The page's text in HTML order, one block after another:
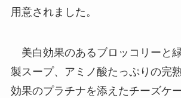
用意されました。
美白効果のあるブロッコリーと
製スープ、アミノ酸たっぷりの完
効果のプラチナを添えたチーズケ